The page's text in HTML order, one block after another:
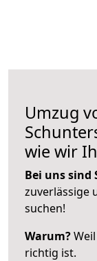
Umzug
wie wir
Bei uns sind
zuverlässige
suchen!
Warum?
richtig ist.